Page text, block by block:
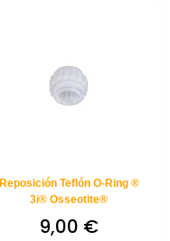
Reposición Teflón O-Ring ®
3i® Osseotite®
9,00 €